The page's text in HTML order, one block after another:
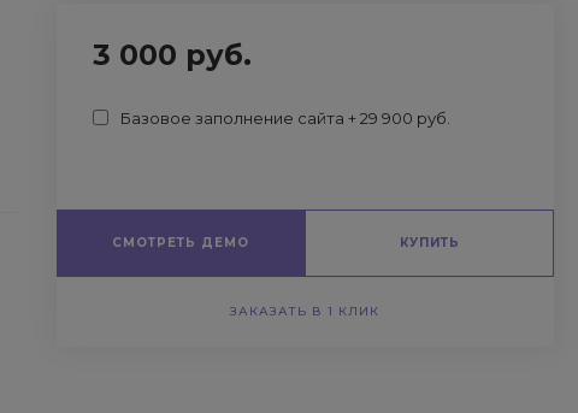
3 000 руб.
Базовое заполнение сайта + 29 900 руб.
СМОТРЕТЬ ДЕМО КУПИТЬ
ЗАКАЗАТЬ В 1 КЛИК